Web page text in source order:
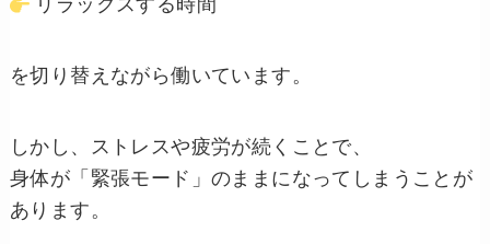
リラックスする時間
を切り替えながら働いています。
しかし、ストレスや疲労が続くことで、
身体が「緊張モード」のままになってしまうことが
あります。